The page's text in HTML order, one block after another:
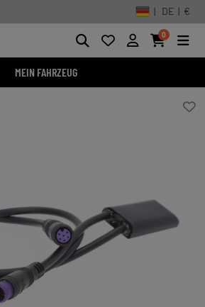
| DE | €
0
MEIN FAHRZEUG